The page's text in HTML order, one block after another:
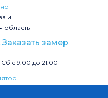
и
область
Заказать замер
с 9:00 до 21:00